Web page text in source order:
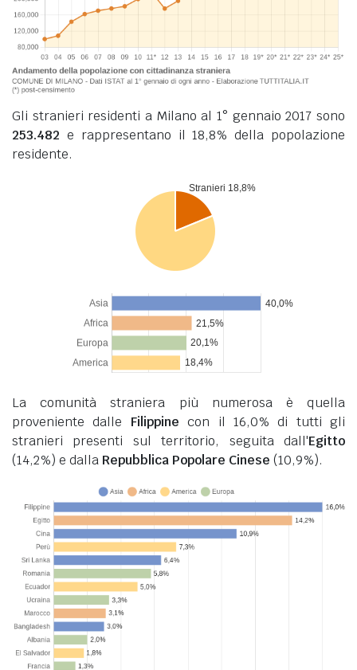
Gli stranieri residenti a Milano al 1° gennaio 2017 sono
253.482 e rappresentano il 18,8% della popolazione
residente.
La comunità straniera più numerosa è quella
proveniente dalle Filippine con il 16,0% di tutti gli
stranieri presenti sul territorio, seguita dall'Egitto
(14,2%) e dalla Repubblica Popolare Cinese (10,9%).